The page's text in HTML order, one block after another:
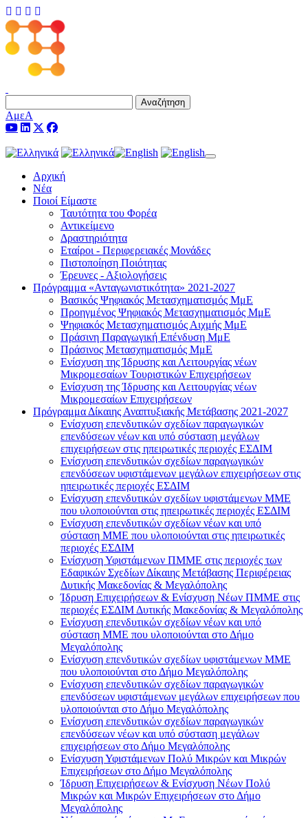
Αναζήτηση
ΑμεΑ
Toggle navigation
Αρχική
Νέα
Ποιοί Είμαστε
Ταυτότητα του Φορέα
Αντικείμενο
Δραστηριότητα
Εταίροι - Περιφερειακές Μονάδες
Πιστοποίηση Ποιότητας
Έρευνες - Αξιολογήσεις
Πρόγραμμα «Ανταγωνιστικότητα» 2021-2027
Βασικός Ψηφιακός Μετασχηματισμός ΜμΕ
Προηγμένος Ψηφιακός Μετασχηματισμός ΜμΕ
Ψηφιακός Μετασχηματισμός Αιχμής ΜμΕ
Πράσινη Παραγωγική Επένδυση ΜμΕ
Πράσινος Μετασχηματισμός ΜμΕ
Ενίσχυση της Ίδρυσης και Λειτουργίας νέων
Μικρομεσαίων Τουριστικών Επιχειρήσεων
Ενίσχυση της Ίδρυσης και Λειτουργίας νέων
Μικρομεσαίων Επιχειρήσεων
Πρόγραμμα Δίκαιης Αναπτυξιακής Μετάβασης 2021-2027
Ενίσχυση επενδυτικών σχεδίων παραγωγικών
επενδύσεων νέων και υπό σύσταση μεγάλων
επιχειρήσεων στις ηπειρωτικές περιοχές ΕΣΔΙΜ
Ενίσχυση επενδυτικών σχεδίων παραγωγικών
επενδύσεων υφιστάμενων μεγάλων επιχειρήσεων στις
ηπειρωτικές περιοχές ΕΣΔΙΜ
Ενίσχυση επενδυτικών σχεδίων υφιστάμενων ΜΜΕ
που υλοποιούνται στις ηπειρωτικές περιοχές ΕΣΔΙΜ
Ενίσχυση επενδυτικών σχεδίων νέων και υπό
σύσταση ΜΜΕ που υλοποιούνται στις ηπειρωτικές
περιοχές ΕΣΔΙΜ
Ενίσχυση Υφιστάμενων ΠΜΜΕ στις περιοχές των
Εδαφικών Σχεδίων Δίκαιης Μετάβασης Περιφέρειας
Δυτικής Μακεδονίας & Μεγαλόπολης
Ίδρυση Επιχειρήσεων & Ενίσχυση Νέων ΠΜΜΕ στις
περιοχές ΕΣΔΙΜ Δυτικής Μακεδονίας & Μεγαλόπολης
Ενίσχυση επενδυτικών σχεδίων νέων και υπό
σύσταση ΜΜΕ που υλοποιούνται στο Δήμο
Μεγαλόπολης
Ενίσχυση επενδυτικών σχεδίων υφιστάμενων ΜΜΕ
που υλοποιούνται στο Δήμο Μεγαλόπολης
Ενίσχυση επενδυτικών σχεδίων παραγωγικών
επενδύσεων υφιστάμενων μεγάλων επιχειρήσεων που
υλοποιούνται στο Δήμο Μεγαλόπολης
Ενίσχυση επενδυτικών σχεδίων παραγωγικών
επενδύσεων νέων και υπό σύσταση μεγάλων
επιχειρήσεων στο Δήμο Μεγαλόπολης
Ενίσχυση Υφιστάμενων Πολύ Μικρών και Μικρών
Επιχειρήσεων στο Δήμο Μεγαλόπολης
Ίδρυση Επιχειρήσεων & Ενίσχυση Νέων Πολύ
Μικρών και Μικρών Επιχειρήσεων στο Δήμο
Μεγαλόπολης